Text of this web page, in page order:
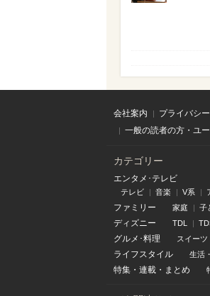
会社案内 プライバシ
一般の読者の方・ユ
カテゴリー
エンタメ･テレビ
テレビ 音楽 V系
ファミリー 家庭 子
ディズニー TDL
グルメ･料理 スイーツ
ライフスタイル 生活
特集 ・ 連載 ・ まとめ